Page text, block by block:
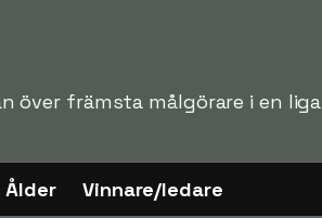
över främsta målgörare i en liga
Ålder Vinnare/ledare